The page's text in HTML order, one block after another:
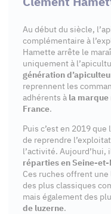
Au début du siècle,
complémentaire à
Hamette arrête le
uniquement à
génération
reprennent les
adhérents à la marque
France.
Puis c’est en 2019 que
de reprendre
l’activité. Aujourd’hui,
réparties en Seine-et-
Ces ruches offrent une
des plus classiques
mais également des
de luzerne.